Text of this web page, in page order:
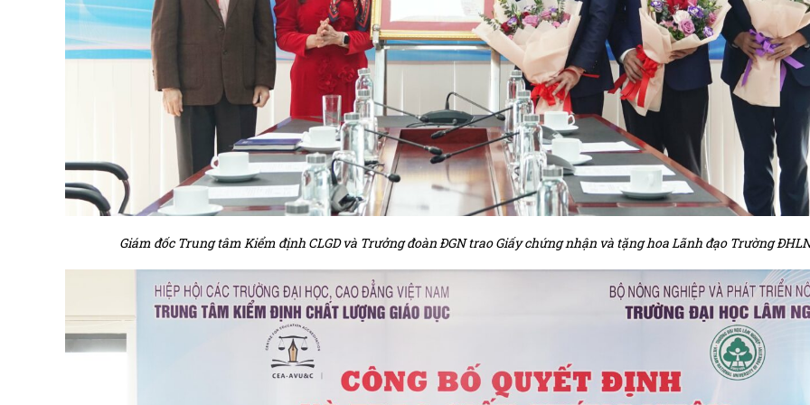
Giám đốc Trung tâm Kiểm định CLGD và Trưởng đoàn ĐGN trao Giấy chứng nhận và tặng hoa Lãnh đạo Trường